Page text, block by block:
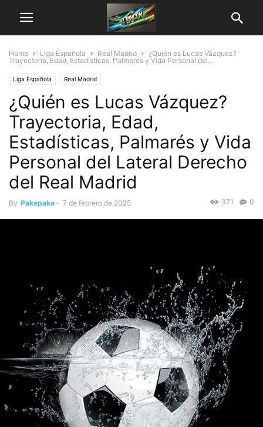
Home Liga Española Real Madrid
¿Quién es Lucas Vázquez?
Trayectoria, Edad, Estadísticas, Palmarés y Vida Personal del...
Liga Española Real Madrid
¿Quién es Lucas Vázquez?
Trayectoria, Edad,
Estadísticas, Palmarés y Vida
Personal del Lateral Derecho
del Real Madrid
By Pakepako - 7 de febrero de 2025 0
371